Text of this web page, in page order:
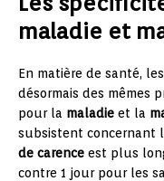
maladie et
En matière de santé,
désormais des mêmes
pour la maladie et la
subsistent concernant
de carence est plus
contre 1 jour pour les